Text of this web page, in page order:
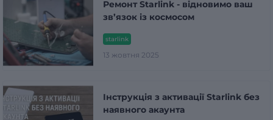
starlink
13 жовтня 2025
Ремонт Starlink - відновимо ваш
зв’язок із космосом
Інструкція з активації Starlink без
наявного акаунта